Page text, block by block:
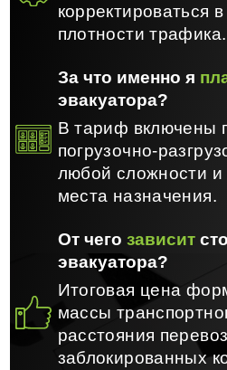
корректироваться
плотности трафика.
За что именно я
эвакуатора?
В тариф включены
погрузочно-
любой сложности и
места назначения.
От чего зависит
эвакуатора?
Итоговая цена
массы
расстояния
заблокированных